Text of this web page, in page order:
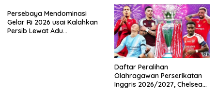
Persebaya Mendominasi
Gelar Ri 2026 usai Kalahkan
Persib Lewat Adu
Daftar Peralihan
Olahragawan Perserikatan
Inggris 2026/2027, Chelsea